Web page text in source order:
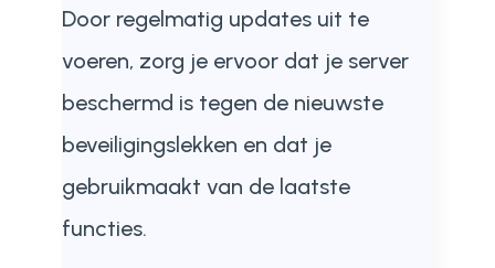
Door regelmatig updates uit te
voeren, zorg je ervoor dat je server
beschermd is tegen de nieuwste
beveiligingslekken en dat je
gebruikmaakt van de laatste
functies.